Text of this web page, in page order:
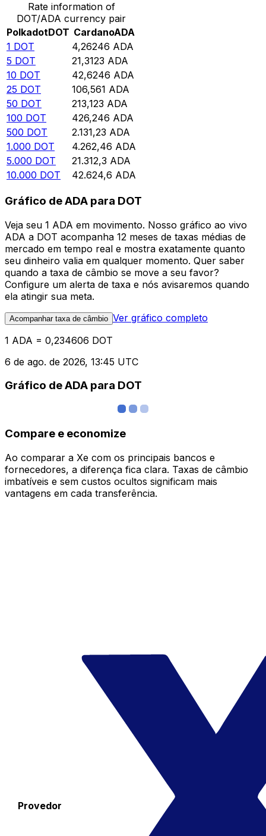
Rate information of
DOT/ADA currency pair
PolkadotDOT CardanoADA
1 DOT 4,26246 ADA
5 DOT 21,3123 ADA
10 DOT 42,6246 ADA
25 DOT 106,561 ADA
50 DOT 213,123 ADA
100 DOT 426,246 ADA
500 DOT 2.131,23 ADA
1.000 DOT 4.262,46 ADA
5.000 DOT 21.312,3 ADA
10.000 DOT 42.624,6 ADA
Gráfico de ADA para DOT
Veja seu 1 ADA em movimento. Nosso gráfico ao vivo
ADA a DOT acompanha 12 meses de taxas médias de
mercado em tempo real e mostra exatamente quanto
seu dinheiro valia em qualquer momento. Quer saber
quando a taxa de câmbio se move a seu favor?
Configure um alerta de taxa e nós avisaremos quando
ela atingir sua meta.
Acompanhar taxa de câmbio Ver gráfico completo
1 ADA = 0,234606 DOT
6 de ago. de 2026, 13:45 UTC
Gráfico de ADA para DOT
Compare e economize
Ao comparar a Xe com os principais bancos e
fornecedores, a diferença fica clara. Taxas de câmbio
imbatíveis e sem custos ocultos significam mais
vantagens em cada transferência.
Provedor